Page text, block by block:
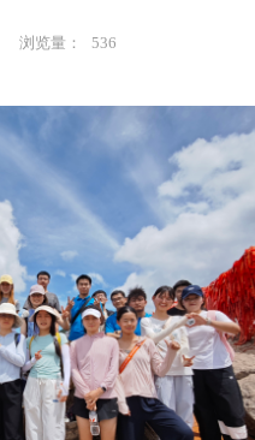
浏览量： 536